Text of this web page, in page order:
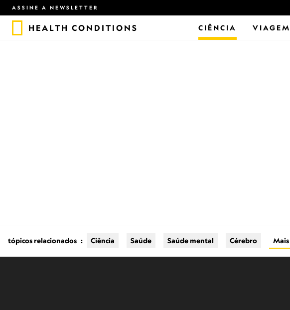
ASSINE A NEWSLETTER
HEALTH CONDITIONS CIÊNCIA VIAGEM
tópicos relacionados : Ciência Saúde Saúde mental Cérebro Mais